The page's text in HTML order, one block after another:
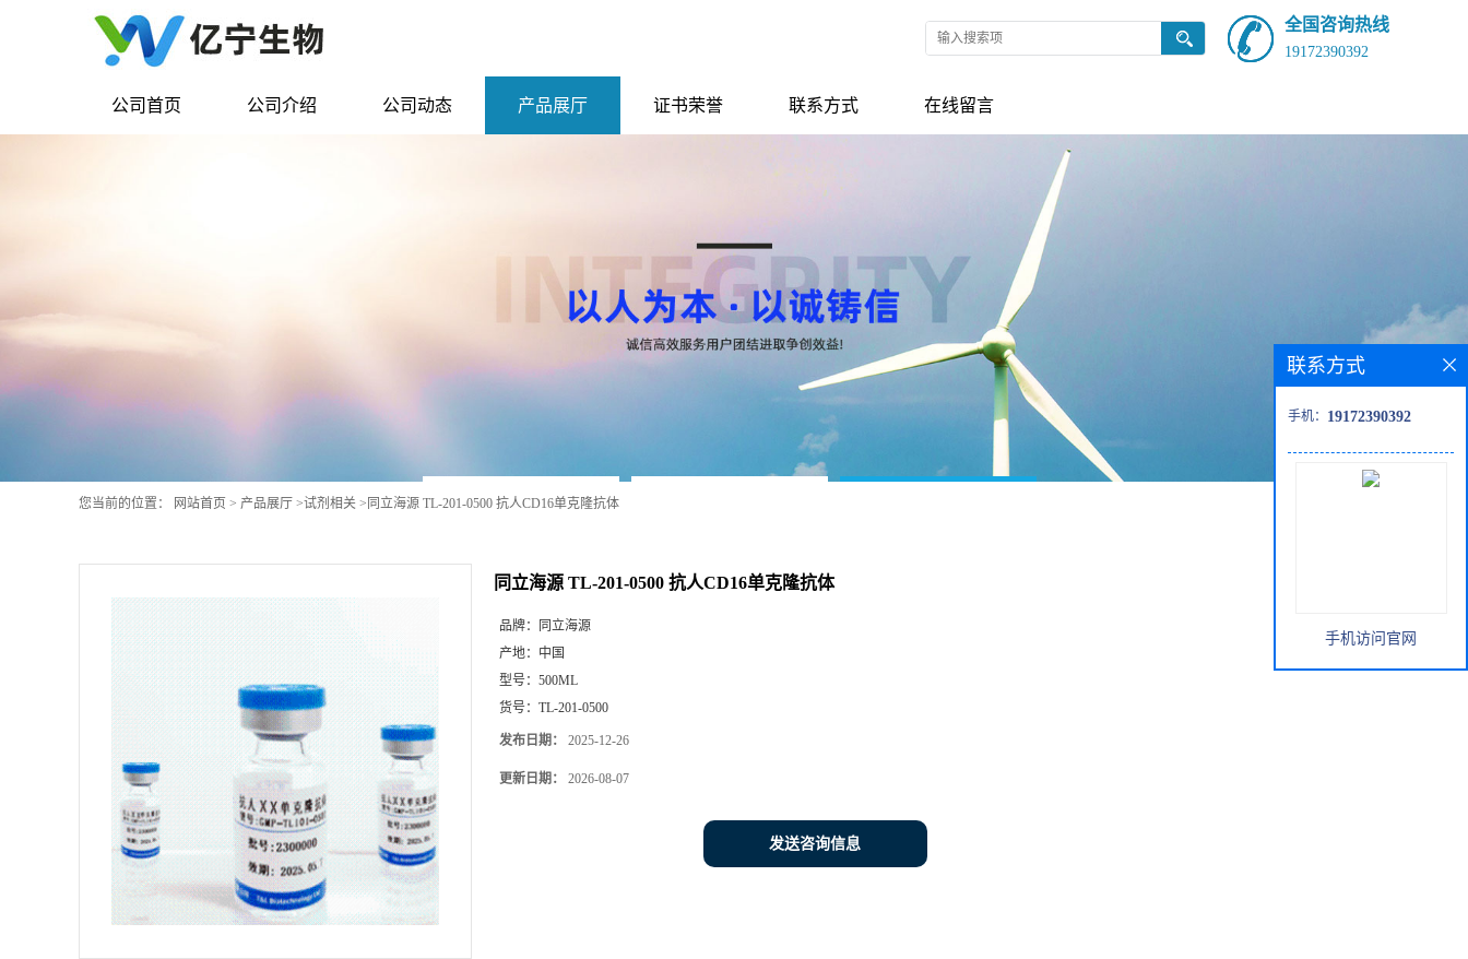
全国咨询热线
19172390392
公司首页 公司介绍 公司动态 产品展厅 证书荣誉 联系方式 在线留言
您当前的位置： 网站首页 > 产品展厅 >试剂相关 > 同立海源 TL-201-0500 抗人CD16单克隆抗体
同立海源 TL-201-0500 抗人CD16单克隆抗体
品牌：
同立海源
产地： 中国
型号： 500ML
货号： TL-201-0500
发布日期： 2025-12-26
更新日期： 2026-08-07
发送咨询信息
联系方式
手机： 19172390392
手机访问官网